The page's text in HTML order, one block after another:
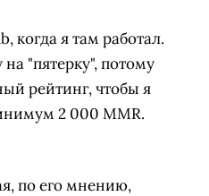
когда я там работал.
на "пятерку", потому
рейтинг, чтобы я
2 000 MMR.
по его мнению,